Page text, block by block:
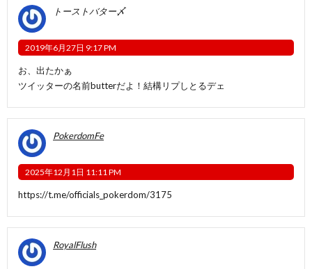
トーストバター〆
2019年6月27日 9:17 PM
お、出たかぁ
ツイッターの名前butterだよ！結構リプしとるデェ
PokerdomFe
2025年12月1日 11:11 PM
https://t.me/officials_pokerdom/3175
RoyalFlush